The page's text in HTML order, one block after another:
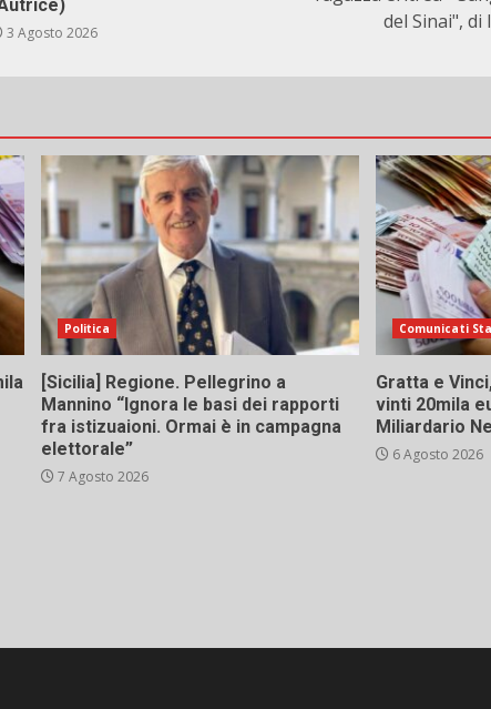
3 Agosto 2026
del Sinai", di
Politica
[Sicilia] Regione. Pellegrino a
Mannino “Ignora le basi dei rapporti
fra istizuaioni. Ormai è in campagna
elettorale”
7 Agosto 2026
Comunicati
Gratta e
vinti 20mila
Miliardario
6 Agosto 2026